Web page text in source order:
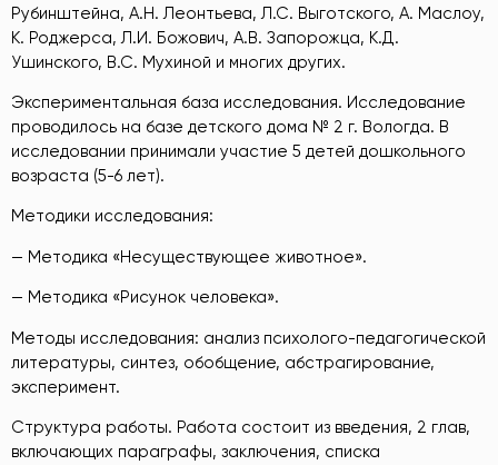
Рубинштейна, А.Н. Леонтьева, Л.С. Выготского, А. Маслоу,
К. Роджерса, Л.И. Божович, А.В. Запорожца, К.Д.
Ушинского, В.С. Мухиной и многих других.
Экспериментальная база исследования. Исследование
проводилось на базе детского дома № 2 г. Вологда. В
исследовании принимали участие 5 детей дошкольного
возраста (5-6 лет).
Методики исследования:
— Методика «Несуществующее животное».
— Методика «Рисунок человека».
Методы исследования: анализ психолого-педагогической
литературы, синтез, обобщение, абстрагирование,
эксперимент.
Структура работы. Работа состоит из введения, 2 глав,
включающих параграфы, заключения, списка